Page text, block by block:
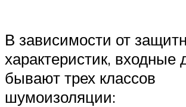
В зависимости от
характеристик, входные
бывают трех классов
шумоизоляции: